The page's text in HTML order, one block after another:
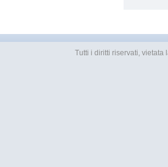
Tutti i diritti riservati,